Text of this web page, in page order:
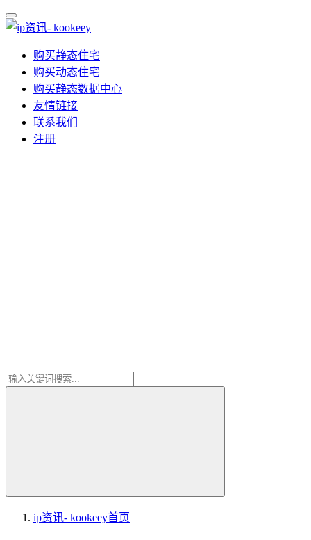
购买静态住宅
购买动态住宅
购买静态数据中心
友情链接
联系我们
注册
ip资讯- kookeey首页